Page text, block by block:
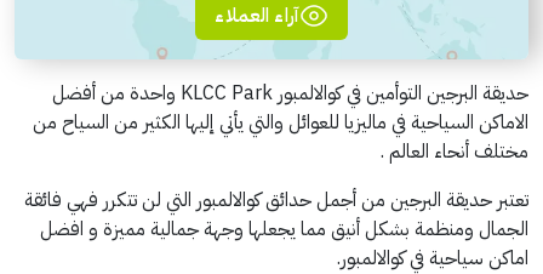
آراء العملاء
حديقة البرجين التوأمين في كوالالمبور KLCC Park واحدة من أفضل
الاماكن السياحية في ماليزيا للعوائل والتي يأتي إليها الكثير من السياح من
مختلف أنحاء العالم .
تعتبر حديقة البرجين من أجمل حدائق كوالالمبور التي لن تتكرر فهي فائقة
الجمال ومنظمة بشكل أنيق مما يجعلها وجهة جمالية مميزة و افضل
اماكن سياحية في كوالالمبور.